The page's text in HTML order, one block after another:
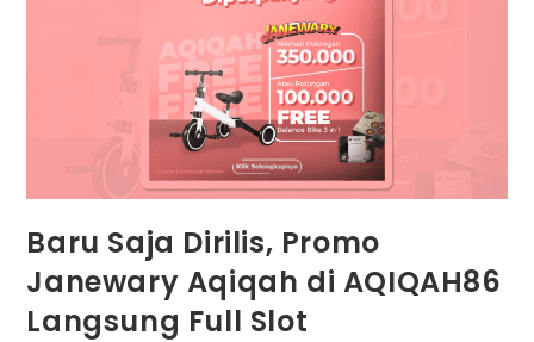
Baru Saja Dirilis, Promo
Janewary Aqiqah di AQIQAH86
Langsung Full Slot